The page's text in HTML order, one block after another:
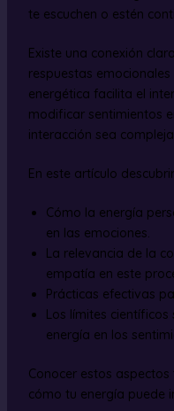
te escuchen o estén
Existe una conexión
respuestas
energética facilita el
modificar sentimientos
interacción sea
En este artículo
Cómo la energía
en las emociones.
La relevancia de la
empatía en este
Prácticas efectivas
Los límites
energía en los
Conocer estos
cómo tu energía puede